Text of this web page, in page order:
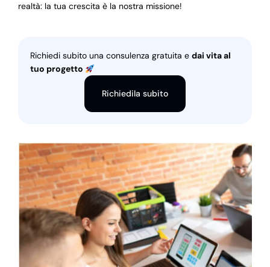
realtà: la tua crescita è la nostra missione!
Richiedi subito una consulenza gratuita e dai vita al
tuo progetto
Richiedila subito